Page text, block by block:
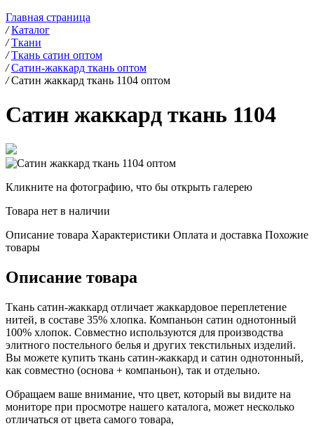
Главная страница
/ Каталог
/ Ткани
/ Ткань сатин оптом
/ Сатин-жаккард ткань оптом
/ Сатин жаккард ткань 1104 оптом
Сатин жаккард ткань 1104
Кликните на фотографию, что бы открыть галерею
Товара нет в наличии
Описание товара Характеристики Оплата и доставка Похожие
товары
Описание товара
Ткань сатин-жаккард отличает жаккардовое переплетение
нитей, в составе 35% хлопка. Компаньон сатин однотонный
100% хлопок. Совместно используются для производства
элитного постельного белья и других текстильных изделий.
Вы можете купить ткань сатин-жаккард и сатин однотонный,
как совместно (основа + компаньон), так и отдельно.
Обращаем ваше внимание, что цвет, который вы видите на
мониторе при просмотре нашего каталога, может несколько
отличаться от цвета самого товара,